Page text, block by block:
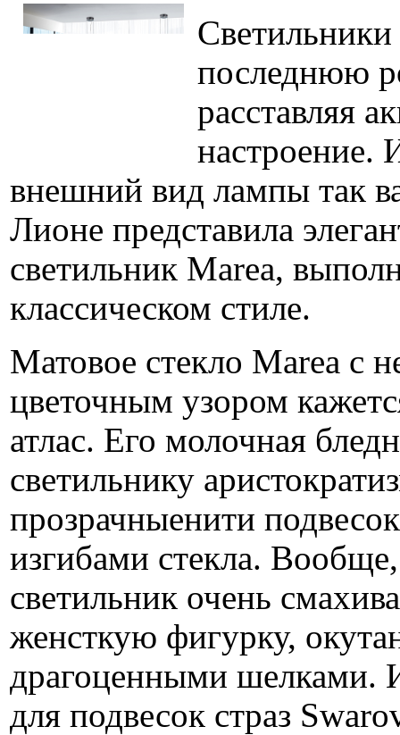
последнюю
расставляя
настроение.
внешний вид лампы так
Лионе представила
светильник Marea,
классическом стиле.
Матовое стекло Marea с
цветочным узором
атлас. Его молочная
светильнику
прозрачныенити
изгибами стекла. Вообще,
светильник очень
женсткую фигурку,
драгоценными шелками.
для подвесок страз